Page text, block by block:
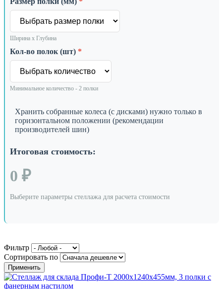
Ширина х Глубина
Кол-во полок (шт) *
Минимальное количество - 2 полки
Хранить собранные колеса (с дисками) нужно только в
горизонтальном положении (рекомендации
производителей шин)
Итоговая стоимость:
0 ₽
Выберите параметры стеллажа для расчета стоимости
Фильтр
Сортировать по